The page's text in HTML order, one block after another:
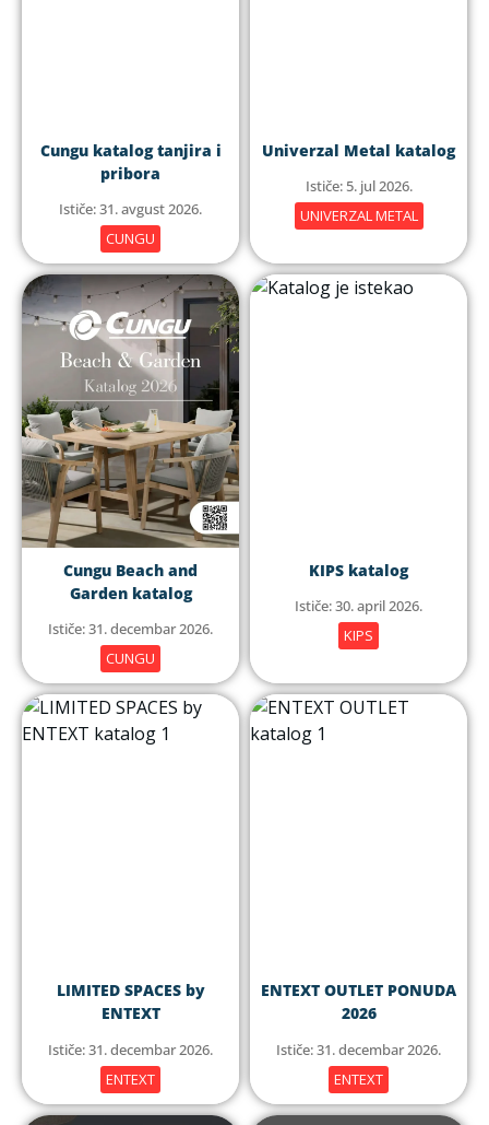
Cungu katalog tanjira i
pribora
Ističe: 31. avgust 2026.
CUNGU
Univerzal Metal katalog
Ističe: 5. jul 2026.
UNIVERZAL METAL
Cungu Beach and
Garden katalog
Ističe: 31. decembar 2026.
CUNGU
KIPS katalog
Ističe: 30. april 2026.
KIPS
LIMITED SPACES by
ENTEXT
Ističe: 31. decembar 2026.
ENTEXT
ENTEXT OUTLET PONUDA
2026
Ističe: 31. decembar 2026.
ENTEXT